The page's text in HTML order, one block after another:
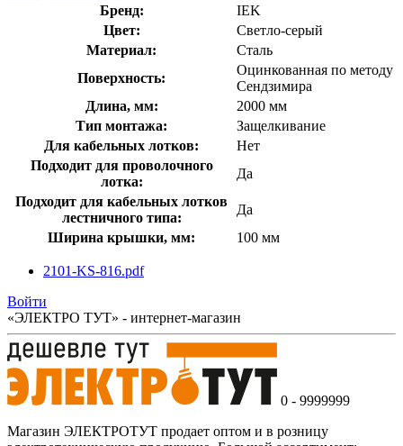
Бренд:
IEK
Цвет:
Светло-серый
Материал:
Сталь
Поверхность:
Оцинкованная по методу
Сендзимира
Длина, мм:
2000 мм
Тип монтажа:
Защелкивание
Для кабельных лотков:
Нет
Подходит для проволочного
лотка:
Да
Подходит для кабельных лотков
лестничного типа:
Да
Ширина крышки, мм:
100 мм
2101-KS-816.pdf
Войти
«ЭЛЕКТРО ТУТ» - интернет-магазин
0 - 9999999
Магазин ЭЛЕКТРОТУТ продает оптом и в розницу